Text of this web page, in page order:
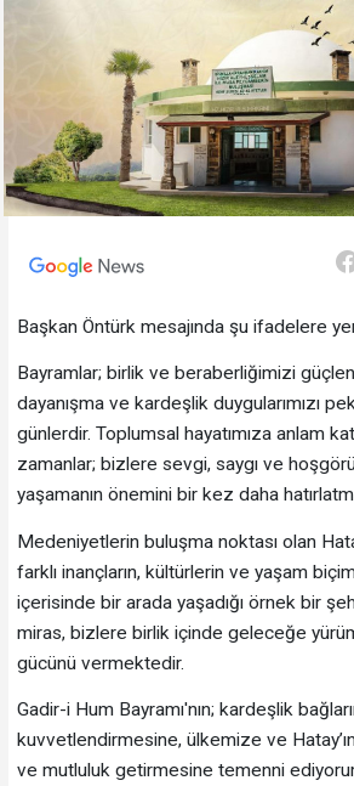
Başkan Öntürk mesajında şu ifadelere
Bayramlar; birlik ve beraberliğimizi
dayanışma ve kardeşlik duygularımızı
günlerdir. Toplumsal hayatımıza anlam
zamanlar; bizlere sevgi, saygı ve
yaşamanın önemini bir kez daha
Medeniyetlerin buluşma noktası olan
farklı inançların, kültürlerin ve yaşam
içerisinde bir arada yaşadığı örnek bir
miras, bizlere birlik içinde geleceğe
gücünü vermektedir.
Gadir-i Hum Bayramı'nın; kardeşlik
kuvvetlendirmesine, ülkemize ve
ve mutluluk getirmesine temenni